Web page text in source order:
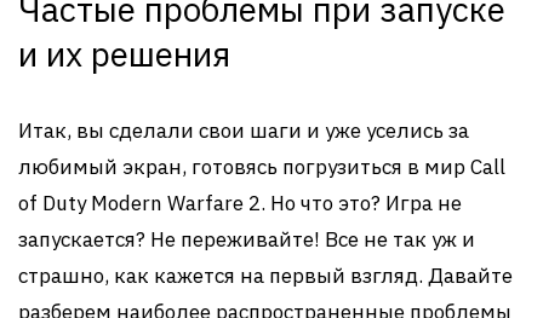
Частые проблемы при запуске
и их решения
Итак, вы сделали свои шаги и уже уселись за
любимый экран, готовясь погрузиться в мир Call
of Duty Modern Warfare 2. Но что это? Игра не
запускается? Не переживайте! Все не так уж и
страшно, как кажется на первый взгляд. Давайте
разберем наиболее распространенные проблемы